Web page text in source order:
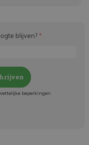
blijven? *
beperkingen